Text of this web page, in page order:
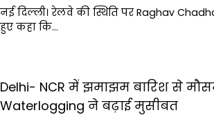
नई दिल्ली। रेलवे की स्थिति पर Raghav
हुए कहा कि…
Delhi- NCR में झमाझम बारिश से
Waterlogging ने बढ़ाई मुसीबत